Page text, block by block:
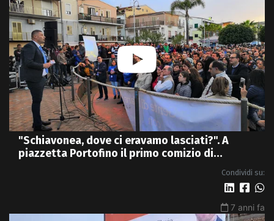
"Schiavonea, dove ci eravamo lasciati?". A
piazzetta Portofino il primo comizio di
Condividi su:
7 anni fa